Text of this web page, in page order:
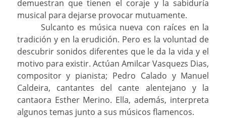
demuestran que tienen el coraje y la sabiduría
musical para dejarse provocar mutuamente.
Sulcanto es música nueva con raíces en la
tradición y en la erudición. Pero es la voluntad de
descubrir sonidos diferentes que le da la vida y el
motivo para existir. Actúan Amilcar Vasquezs Dias,
compositor y pianista; Pedro Calado y Manuel
Caldeira, cantantes del cante alentejano y la
cantaora Esther Merino. Ella, además, interpreta
algunos temas junto a sus músicos flamencos.